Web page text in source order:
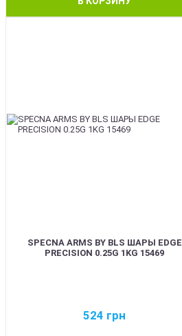
SPECNA ARMS BY BLS ШАРЫ EDGE
PRECISION 0.25G 1KG 15469
524 грн